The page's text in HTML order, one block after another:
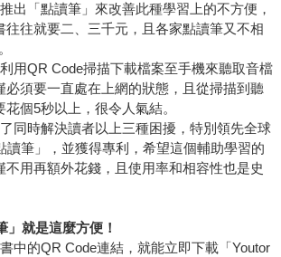
出「點讀筆」來改善此種學習上的不方便，
往往就要二、三千元，且各家點讀筆又不相
利用QR Code掃描下載檔案至手機來聽取音檔
必須要一直處在上網的狀態，且從掃描到聽
個5秒以上，很令人氣結。
了同時解決讀者以上三種困擾，特別領先全球
讀筆」，並獲得專利，希望這個輔助學習的
不用再額外花錢，且使用率和相容性也是史
」就是這麼方便！
中的QR Code連結，就能立即下載「Youtor